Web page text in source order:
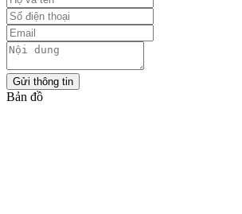
Gửi thông tin
Bản đồ